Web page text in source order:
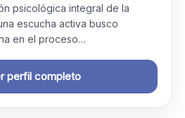
psicológica integral de la
escucha activa busco
en el proceso…
perfil completo